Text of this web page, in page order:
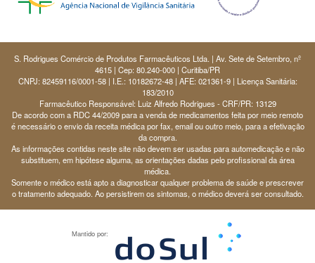
S. Rodrigues Comércio de Produtos Farmacêuticos Ltda. | Av. Sete de Setembro, nº
4615 | Cep: 80.240-000 | Curitiba/PR
CNPJ: 82459116/0001-58 | I.E.: 10182672-48 | AFE: 021361-9 | Licença Sanitária:
183/2010
Farmacêutico Responsável: Luiz Alfredo Rodrigues - CRF/PR: 13129
De acordo com a RDC 44/2009 para a venda de medicamentos feita por meio remoto
é necessário o envio da receita médica por fax, email ou outro meio, para a efetivação
da compra.
As informações contidas neste site não devem ser usadas para automedicação e não
substituem, em hipótese alguma, as orientações dadas pelo profissional da área
médica.
Somente o médico está apto a diagnosticar qualquer problema de saúde e prescrever
o tratamento adequado. Ao persistirem os sintomas, o médico deverá ser consultado.
Mantido por: